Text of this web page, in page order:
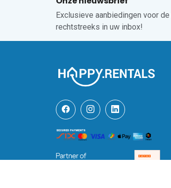
Exclusieve aanbiedingen voor
rechtstreeks in uw inbox!